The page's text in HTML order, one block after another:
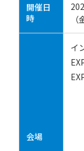
開催日
時
（
会場
イ